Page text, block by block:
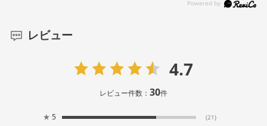
レビュー
4.7
レビュー件数： 30件
★ 5 (21)